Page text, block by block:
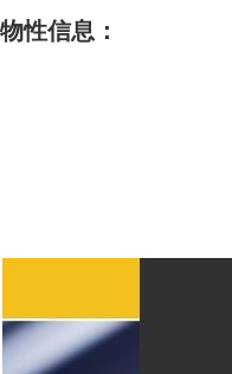
物性信息：